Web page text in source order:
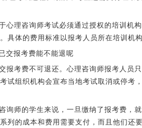
心理咨询师考试必须通过授权的培训机
具体的费用标准以报考人员所在培训机
交报考费能不能退呢
报考费不可退还。心理咨询师报考人员
试组织机构会宣布当地考试取消或停考
询师的学生来说，一旦缴纳了报考费，
列的成本和费用需要支付，而且他们还